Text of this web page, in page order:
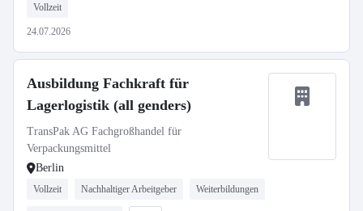
Vollzeit
24.07.2026
Ausbildung Fachkraft für
Lagerlogistik (all genders)
TransPak AG Fachgroßhandel für
Verpackungsmittel
Berlin
Vollzeit Nachhaltiger Arbeitgeber Weiterbildungen